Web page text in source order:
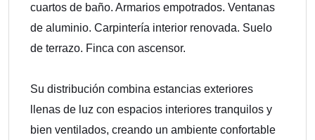
cuartos de baño. Armarios empotrados. Ventanas
de aluminio. Carpintería interior renovada. Suelo
de terrazo. Finca con ascensor.
Su distribución combina estancias exteriores
llenas de luz con espacios interiores tranquilos y
bien ventilados, creando un ambiente confortable